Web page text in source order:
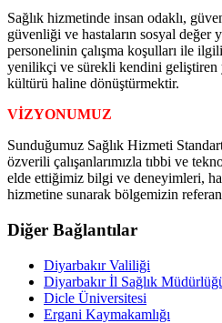
Sağlık hizmetinde insan odaklı,
güvenliği ve hastaların sosyal değer
personelinin çalışma koşulları ile
yenilikçi ve sürekli kendini geliştiren
kültürü haline dönüştürmektir.
VİZYONUMUZ
Sunduğumuz Sağlık Hizmeti
özverili çalışanlarımızla tıbbi ve
elde ettiğimiz bilgi ve deneyimleri,
hizmetine sunarak bölgemizin
Diğer Bağlantılar
Diyarbakır Valiliği
Diyarbakır İl Sağlık
Dicle Üniversitesi
Ergani Kaymakamlığı